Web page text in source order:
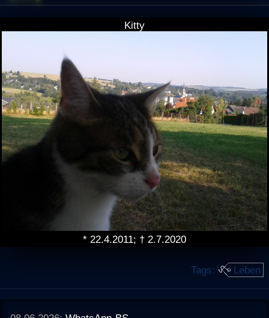
Kitty
* 22.4.2011; † 2.7.2020
Tags: Leben